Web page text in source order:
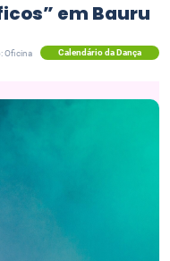
em Bauru
Oficina Calendário da Dança